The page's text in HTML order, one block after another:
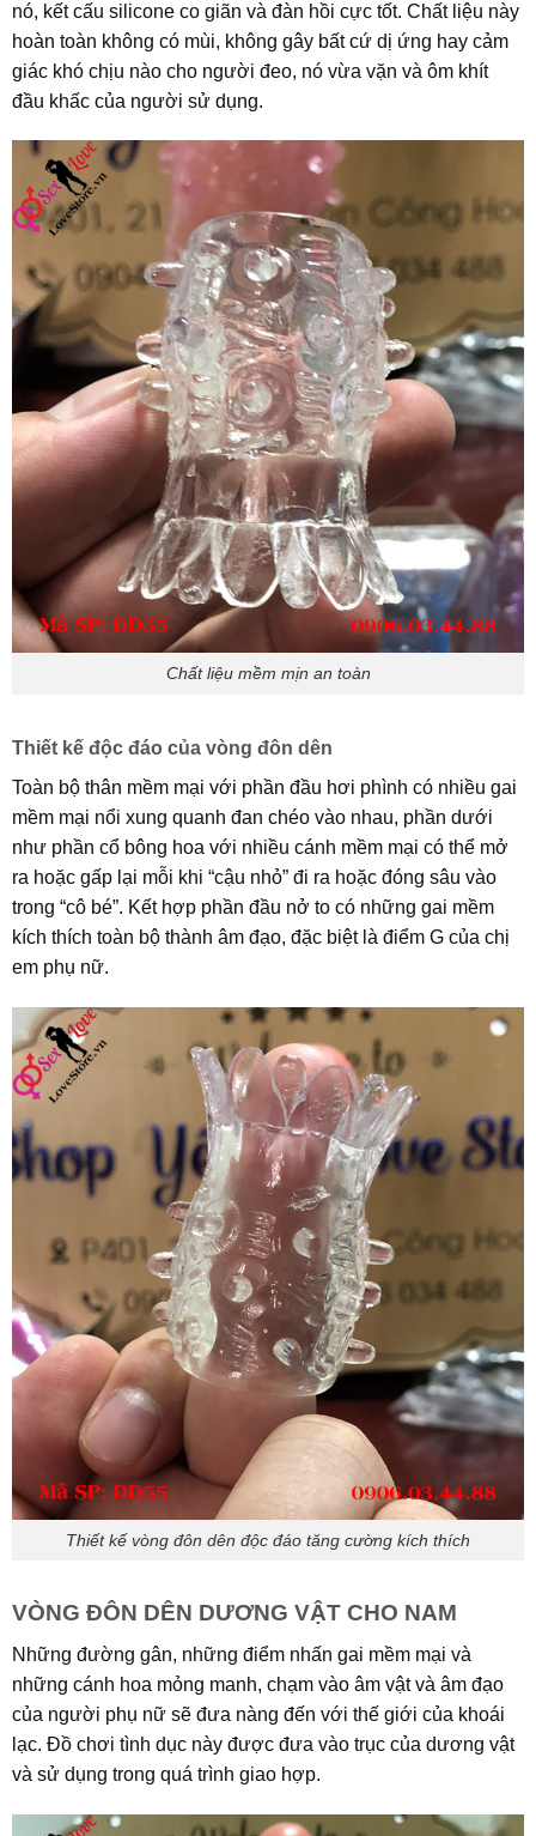
nó, kết cấu silicone co giãn và đàn hồi cực tốt. Chất liệu này
hoàn toàn không có mùi, không gây bất cứ dị ứng hay cảm
giác khó chịu nào cho người đeo, nó vừa vặn và ôm khít
đầu khấc của người sử dụng.
Chất liệu mềm mịn an toàn
Thiết kế độc đáo của vòng đôn dên
Toàn bộ thân mềm mại với phần đầu hơi phình có nhiều gai
mềm mại nổi xung quanh đan chéo vào nhau, phần dưới
như phần cổ bông hoa với nhiều cánh mềm mại có thể mở
ra hoặc gấp lại mỗi khi “cậu nhỏ” đi ra hoặc đóng sâu vào
trong “cô bé”. Kết hợp phần đầu nở to có những gai mềm
kích thích toàn bộ thành âm đạo, đặc biệt là điểm G của chị
em phụ nữ.
Thiết kế vòng đôn dên độc đáo tăng cường kích thích
VÒNG ĐÔN DÊN DƯƠNG VẬT CHO NAM
Những đường gân, những điểm nhấn gai mềm mại và
những cánh hoa mỏng manh, chạm vào âm vật và âm đạo
của người phụ nữ sẽ đưa nàng đến với thế giới của khoái
lạc. Đồ chơi tình dục này được đưa vào trục của dương vật
và sử dụng trong quá trình giao hợp.